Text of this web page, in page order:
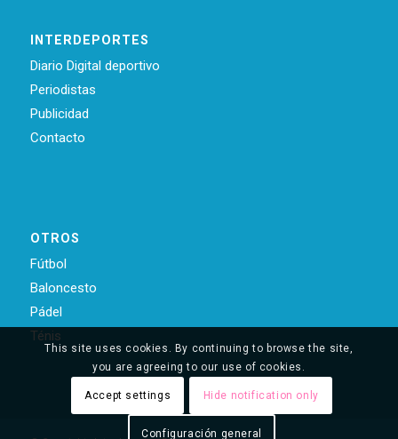
INTERDEPORTES
Diario Digital deportivo
Periodistas
Publicidad
Contacto
OTROS
Fútbol
Baloncesto
Pádel
Ténis
This site uses cookies. By continuing to browse the site,
you are agreeing to our use of cookies.
Accept settings Hide notification only
Configuración general